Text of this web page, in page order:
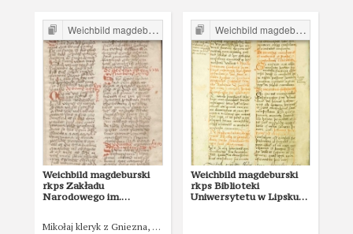
Weichbild magdeburski w Polsce
Weichbild magdeburski
rkps Zakładu
Narodowego im.
Mikołaj kleryk z Gniezna, notariusz publiczny
Weichbild magdeburski w Polsce
Weichbild magdeburski
rkps Biblioteki
Uniwersytetu w Lipsku